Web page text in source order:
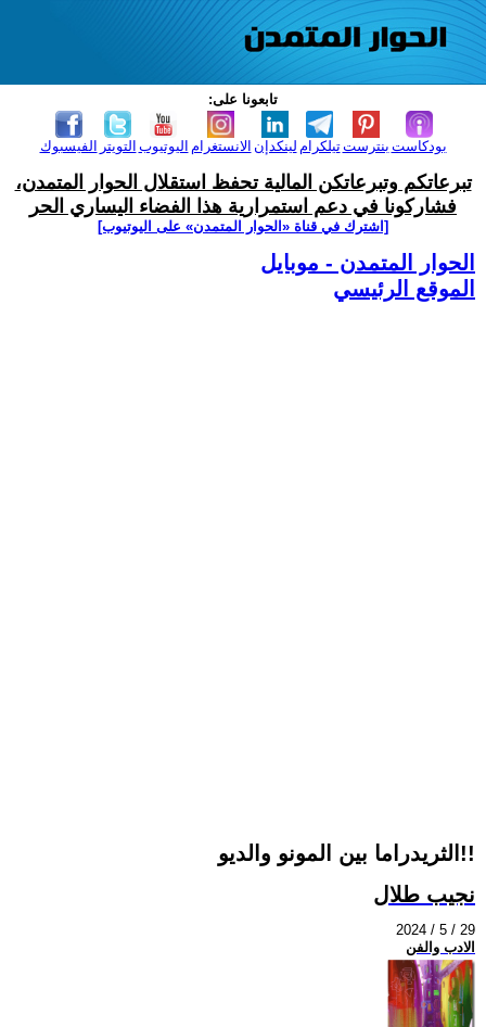
تابعونا على:
الفيسبوك التويتر اليوتيوب الانستغرام لينكدإن تيلكرامبنترست بودكاست
تبرعاتكم وتبرعاتكن المالية تحفظ استقلال الحوار المتمدن،
فشاركونا في دعم استمرارية هذا الفضاء اليساري الحر
[اشترك في قناة ‫«الحوار المتمدن» على اليوتيوب]
الحوار المتمدن - موبايل
الموقع الرئيسي
الثريدراما بين المونو والديو!!
نجيب طلال
2024 / 5 / 29
الادب والفن